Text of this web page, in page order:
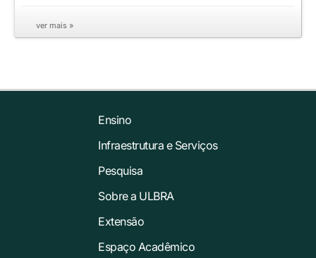
ver mais »
Ensino
Infraestrutura e Serviços
Pesquisa
Sobre a ULBRA
Extensão
Espaço Acadêmico